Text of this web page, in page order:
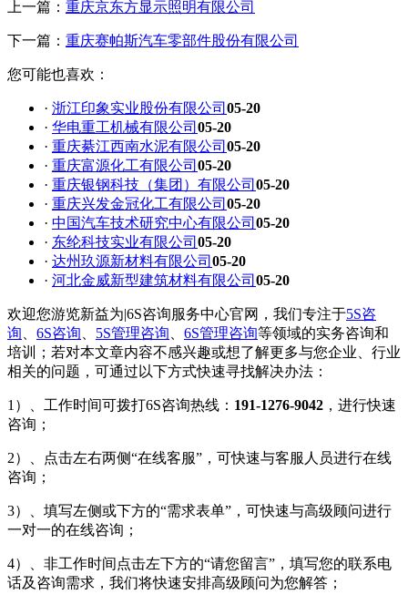
上一篇： 重庆京东方显示照明有限公司
下一篇： 重庆赛帕斯汽车零部件股份有限公司
您可能也喜欢：
· 浙江印象实业股份有限公司 05-20
· 华电重工机械有限公司 05-20
· 重庆綦江西南水泥有限公司 05-20
· 重庆富源化工有限公司 05-20
· 重庆银钢科技（集团）有限公司 05-20
· 重庆兴发金冠化工有限公司 05-20
· 中国汽车技术研究中心有限公司 05-20
· 东纶科技实业有限公司 05-20
· 达州玖源新材料有限公司 05-20
· 河北金威新型建筑材料有限公司 05-20
欢迎您游览新益为|6S咨询服务中心官网，我们专注于5S咨
询
6S咨询 5S管理咨询 6S管理咨询等领域的实务咨询和
培训；若对本文章内容不感兴趣或想了解更多与您企业、行业
相关的问题，可通过以下方式快速寻找解决办法：
1）、工作时间可拨打6S咨询热线： 191-1276-9042 ，进行快速
咨询；
2）、点击左右两侧“在线客服”，可快速与客服人员进行在线
咨询；
3）、填写左侧或下方的“需求表单”，可快速与高级顾问进行
一对一的在线咨询；
4）、非工作时间点击左下方的“请您留言”，填写您的联系电
话及咨询需求，我们将快速安排高级顾问为您解答；